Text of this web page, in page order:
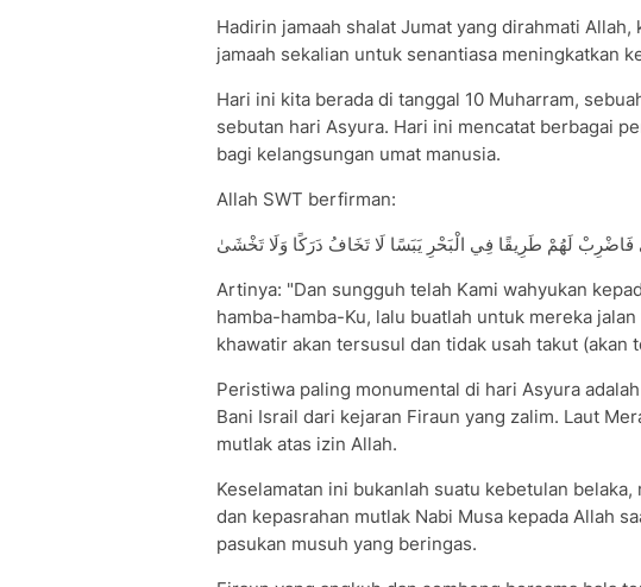
Hadirin jamaah shalat Jumat yang dirahmati
jamaah sekalian untuk senantiasa meningkatkan
Hari ini kita berada di tanggal 10 Muharram,
sebutan hari Asyura. Hari ini mencatat berbagai
bagi kelangsungan umat manusia.
Allah SWT berfirman:
فَاضْرِبْ لَهُمْ طَرِيقًا فِي الْبَحْرِ يَبَسًا لَا تَخَافُ دَرَكًا وَلَا تَخْشَىٰ
Artinya: "Dan sungguh telah Kami wahyukan
hamba-hamba-Ku, lalu buatlah untuk mereka
khawatir akan tersusul dan tidak usah takut (akan
Peristiwa paling monumental di hari Asyura
Bani Israil dari kejaran Firaun yang zalim. Laut
mutlak atas izin Allah.
Keselamatan ini bukanlah suatu kebetulan
dan kepasrahan mutlak Nabi Musa kepada Allah
pasukan musuh yang beringas.